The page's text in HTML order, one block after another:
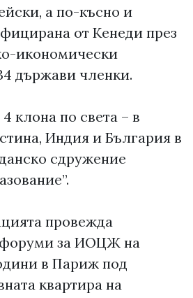
а по-късно и
от Кенеди през
икономически
държави членки.
клона по света – в
Индия и България в
сдружение
провежда
за ИОЦЖ на
в Париж под
квартира на